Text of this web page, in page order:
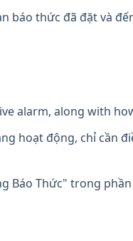
báo thức đã đặt và
alarm, along with
hoạt động, chỉ cần
Báo Thức" trong